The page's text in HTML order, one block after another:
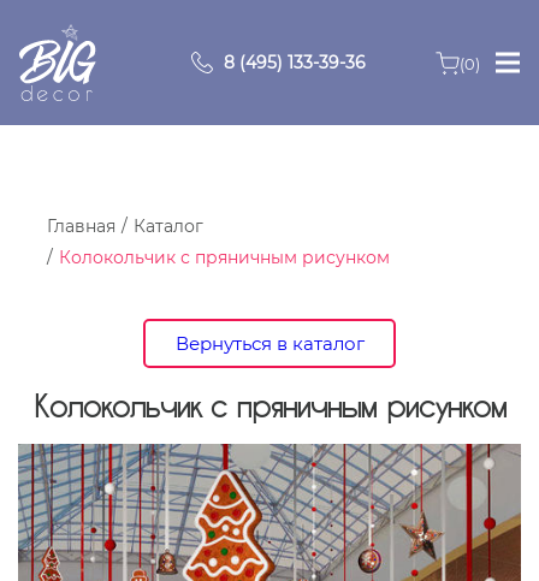
8 (495) 133-39-36 (0)
Главная
О компании
Видео
Портфолио
Контакты
Главная
Каталог
Колокольчик с пряничным рисунком
Вернуться в каталог
Колокольчик с пряничным рисунком